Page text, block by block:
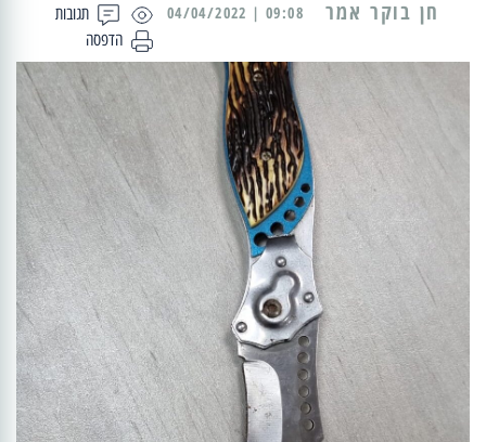
תגובות
הדפסה
09:08 | 04/04/2022